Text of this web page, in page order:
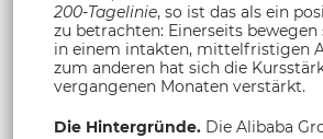
200-Tagelinie, so ist das als ein
zu betrachten: Einerseits bewegen
in einem intakten, mittelfristigen
zum anderen hat sich die
vergangenen Monaten verstärkt.
Die Hintergründe. Die Alibaba